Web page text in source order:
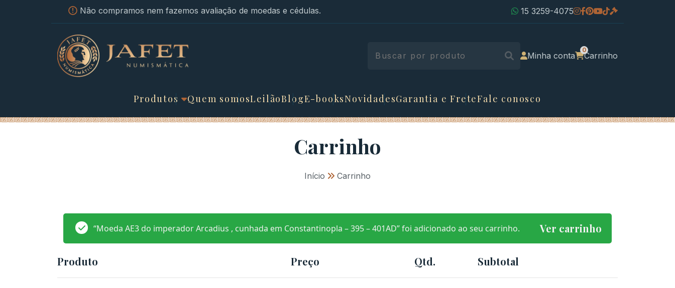
Não compramos nem fazemos avaliação de moedas e cédulas. 15 3259-4075
Minha conta Carrinho
Produtos Quem somosLeilãoBlogE-booksNovidadesGarantia e FreteFale conosco
Carrinho
Início » Carrinho
Ver carrinho
“Moeda AE3 do imperador Arcadius , cunhada em Constantinopla – 395 – 401AD” foi adicionado ao seu carrinho.
Produto Preço Qtd. Subtotal
item